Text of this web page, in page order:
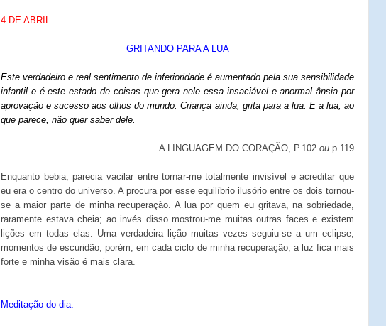
4 DE ABRIL
GRITANDO PARA A LUA
Este verdadeiro e real sentimento de inferioridade é aumentado pela sua sensibilidade
infantil e é este estado de coisas que gera nele essa insaciável e anormal ânsia por
aprovação e sucesso aos olhos do mundo. Criança ainda, grita para a lua. E a lua, ao
que parece, não quer saber dele.
A LINGUAGEM DO CORAÇÃO, P.102 ou p.119
Enquanto bebia, parecia vacilar entre tornar-me totalmente invisível e acreditar que
eu era o centro do universo. A procura por esse equilíbrio ilusório entre os dois tornou-
se a maior parte de minha recuperação. A lua por quem eu gritava, na sobriedade,
raramente estava cheia; ao invés disso mostrou-me muitas outras faces e existem
lições em todas elas. Uma verdadeira lição muitas vezes seguiu-se a um eclipse,
momentos de escuridão; porém, em cada ciclo de minha recuperação, a luz fica mais
forte e minha visão é mais clara.
Meditação do dia: